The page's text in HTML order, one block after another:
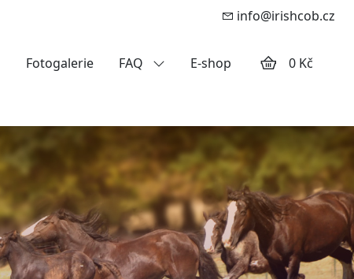
info@irishcob.cz
Fotogalerie FAQ E-shop 0 Kč